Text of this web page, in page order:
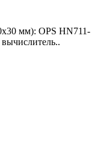
мм): OPS HN711-